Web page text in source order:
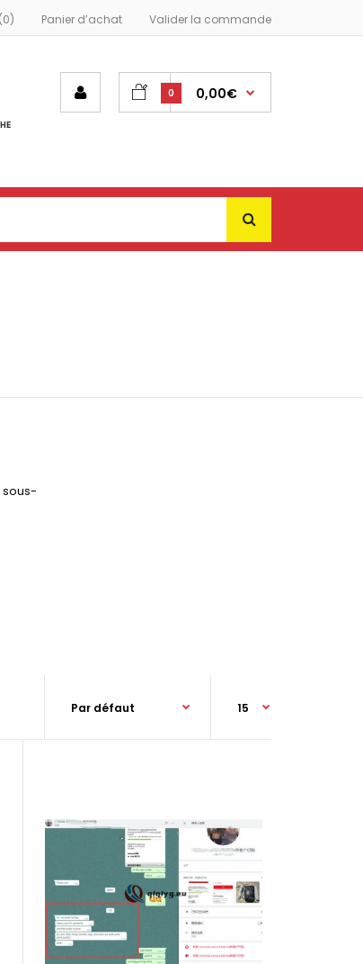
Panier d’achat Valider la commande
0 0,00€
sous-